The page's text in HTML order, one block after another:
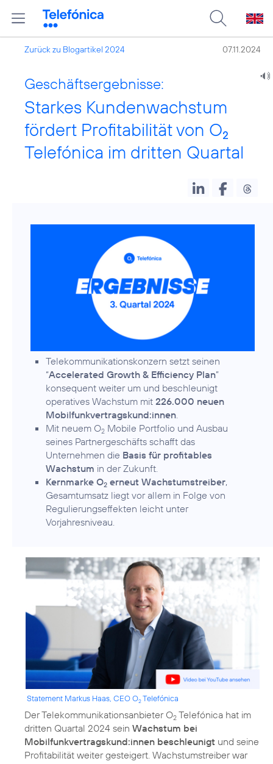
Zurück zu Blogartikel 2024 07.11.2024
Geschäftsergebnisse:
Starkes Kundenwachstum
fördert Profitabilität von O2
Telefónica im dritten Quartal
Telekommunikationskonzern setzt seinen
“Accelerated Growth & Efficiency Plan”
konsequent weiter um und beschleunigt
operatives Wachstum mit 226.000 neuen
Mobilfunkvertragskund:innen
Mit neuem O2 Mobile Portfolio und Ausbau
seines Partnergeschäfts schafft das
Unternehmen die Basis für profitables
Wachstum in der Zukunft.
Kernmarke O2 erneut Wachstumstreiber,
Gesamtumsatz liegt vor allem in Folge von
Regulierungseffekten leicht unter
Vorjahresniveau.
Statement Markus Haas, CEO O2Telefónica
Der Telekommunikationsanbieter O2 Telefónica hat im
dritten Quartal 2024 sein Wachstum bei
Mobilfunkvertragskund:innen beschleunigt und seine
Profitabilität weiter gesteigert. Wachstumstreiber war